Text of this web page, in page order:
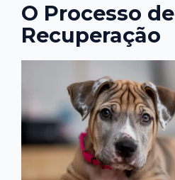
O Processo de
Recuperação